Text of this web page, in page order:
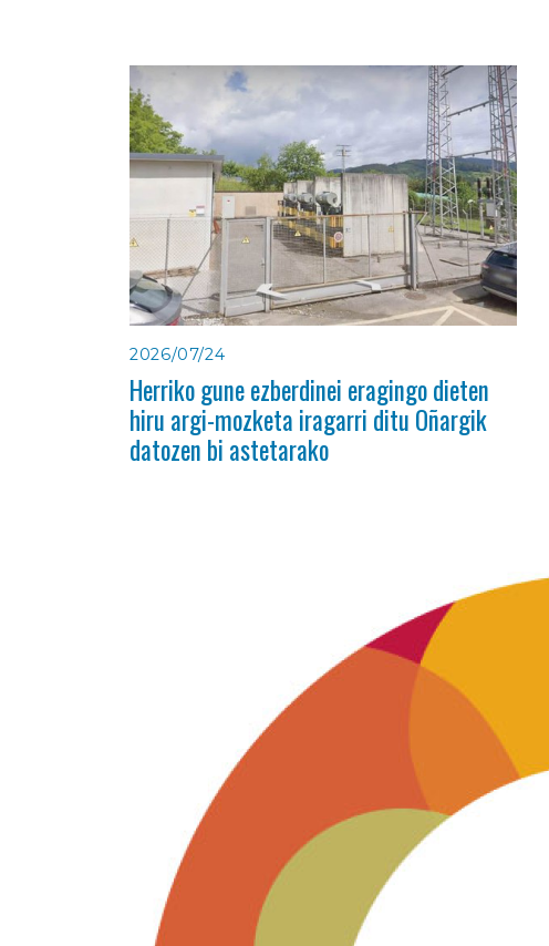
2026/07/24
Herriko gune ezberdinei eragingo dieten
hiru argi-mozketa iragarri ditu Oñargik
datozen bi astetarako